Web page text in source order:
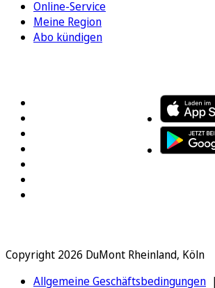
Online-Service
Meine Region
Abo kündigen
Copyright 2026 DuMont Rheinland, Köln
Allgemeine Geschäftsbedingungen